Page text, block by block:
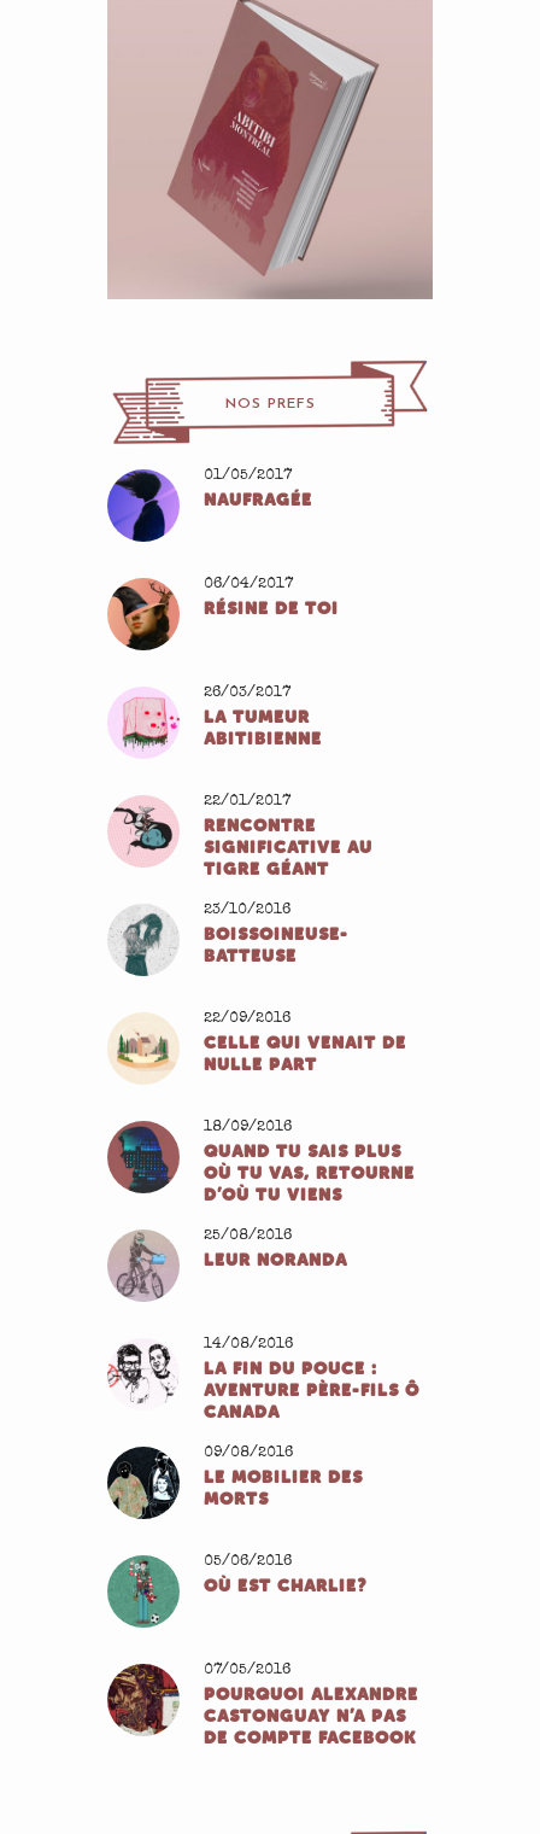
NOS PREFS
01/05/2017
NAUFRAGÉE
06/04/2017
RÉSINE DE TOI
26/03/2017
LA TUMEUR
ABITIBIENNE
22/01/2017
RENCONTRE
SIGNIFICATIVE AU
TIGRE GÉANT
23/10/2016
BOISSOINEUSE-
BATTEUSE
22/09/2016
CELLE QUI VENAIT DE
NULLE PART
18/09/2016
QUAND TU SAIS PLUS
OÙ TU VAS, RETOURNE
D’OÙ TU VIENS
25/08/2016
LEUR NORANDA
14/08/2016
LA FIN DU POUCE :
AVENTURE PÈRE-FILS Ô
CANADA
09/08/2016
LE MOBILIER DES
MORTS
05/06/2016
OÙ EST CHARLIE?
07/05/2016
POURQUOI ALEXANDRE
CASTONGUAY N’A PAS
DE COMPTE FACEBOOK